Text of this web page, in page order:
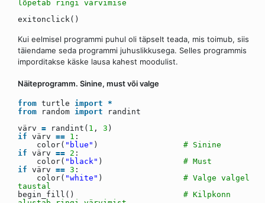
lõpetab ringi värvimise
exitonclick()
Kui eelmisel programmi puhul oli täpselt teada, mis toimub, siis
täiendame seda programmi juhuslikkusega. Selles programmis
imporditakse käske lausa kahest moodulist.
Näiteprogramm. Sinine, must või valge
from turtle import
*
from
random import
randint
värv = randint( 1 , 3 )
if värv == 1 :
color( "blue" ) # Sinine
if värv == 2 :
color( "black" ) # Must
if värv == 3 :
color( "white" ) # Valge valgel
taustal
begin_fill() # Kilpkonn